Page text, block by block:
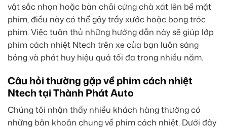
vật sắc nhọn hoặc bàn chải cứng chà xát lên bề mặt
phim, điều này có thể gây trầy xước hoặc bong tróc
phim. Việc tuân thủ những hướng dẫn này sẽ giúp lớp
phim cách nhiệt Ntech trên xe của bạn luôn sáng
bóng và phát huy hiệu quả tối đa trong nhiều năm.
Câu hỏi thường gặp về phim cách nhiệt
Ntech tại Thành Phát Auto
Chúng tôi nhận thấy nhiều khách hàng thường có
những băn khoăn chung về phim cách nhiệt. Dưới đây